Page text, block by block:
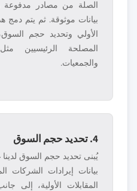
الصلة من مصادر مدفوعة
بيانات موثوقة. ثم يتم دمج
الأولي وتحديد حجم
المصلحة الرئيسيين
والجمعيات.
4. تحديد حجم السوق
يُبنى تحديد حجم السوق
بيانات إيرادات الشركات
المقابلات الأولية، إلى